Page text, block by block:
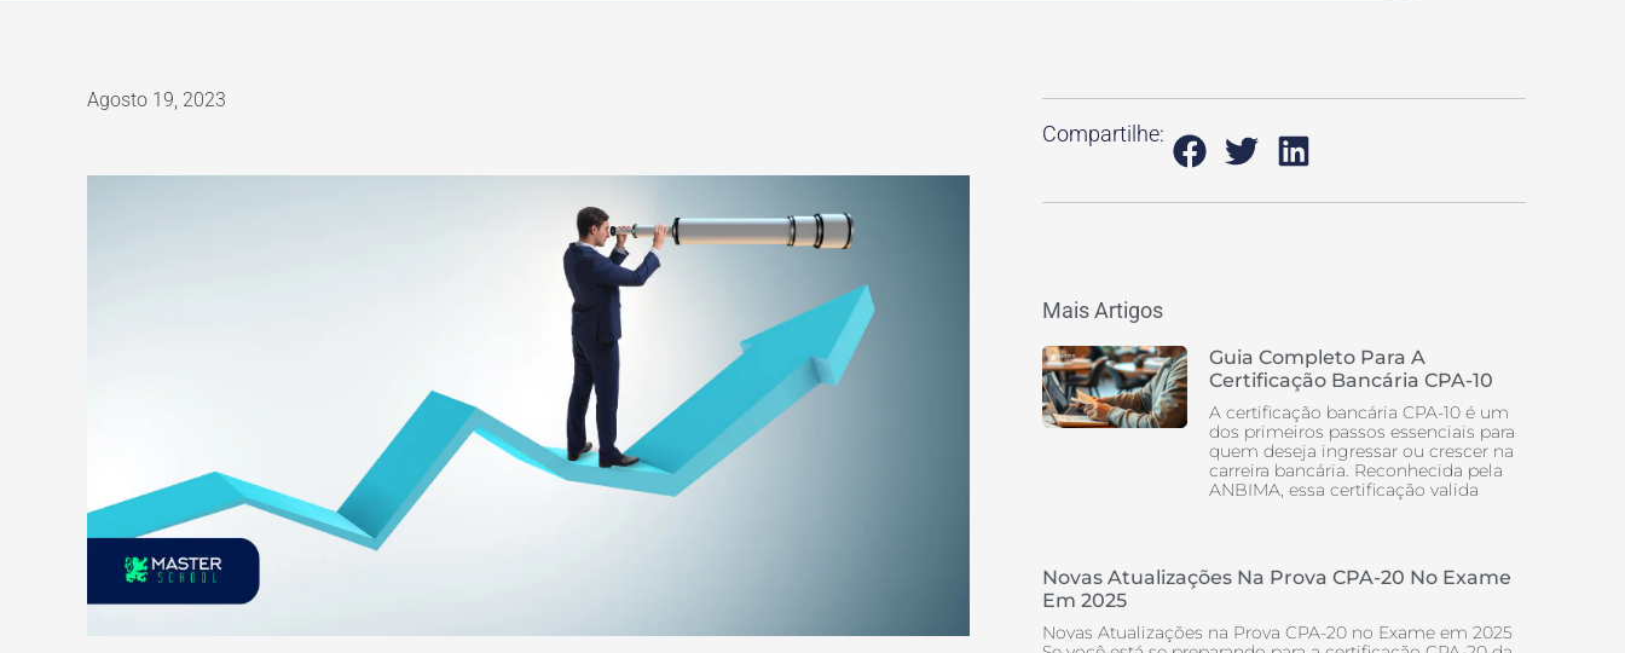
Agosto 19, 2023
Compartilhe:
Mais Artigos
Guia Completo Para A
Certificação Bancária CPA-10
A certificação bancária CPA-10 é um
dos primeiros passos essenciais para
quem deseja ingressar ou crescer na
carreira bancária. Reconhecida pela
ANBIMA, essa certificação valida
Novas Atualizações Na Prova CPA-20 No Exame
Em 2025
Novas Atualizações na Prova CPA-20 no Exame em 2025